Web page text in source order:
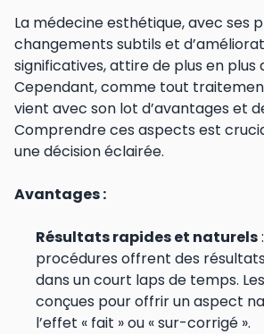
La médecine esthétique, avec ses
changements subtils et
significatives, attire de plus en plus
Cependant, comme tout
vient avec son lot d’avantages et
Comprendre ces aspects est
une décision éclairée.
Avantages :
Résultats rapides et naturels
procédures offrent des
dans un court laps de temps.
conçues pour offrir un aspect
l’effet « fait » ou « sur-corrigé ».